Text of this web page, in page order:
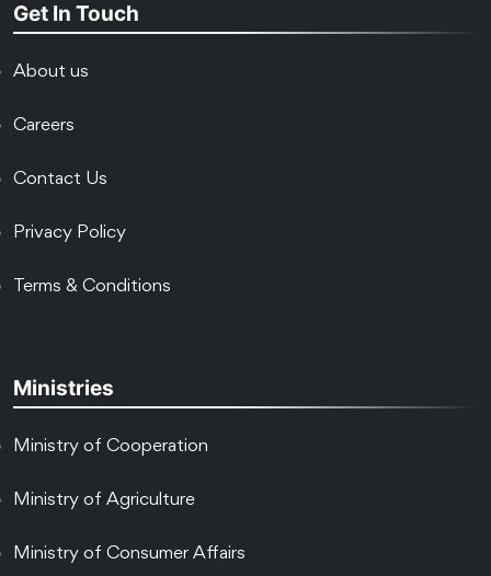
Get In Touch
About us
Careers
Contact Us
Privacy Policy
Terms & Conditions
Ministries
Ministry of Cooperation
Ministry of Agriculture
Ministry of Consumer Affairs